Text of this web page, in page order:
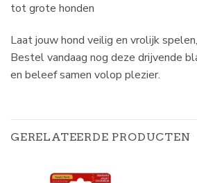
tot grote honden
Laat jouw hond veilig en vrolijk
Bestel vandaag nog deze drijvende
en beleef samen volop plezier.
GERELATEERDE PRODUCTEN